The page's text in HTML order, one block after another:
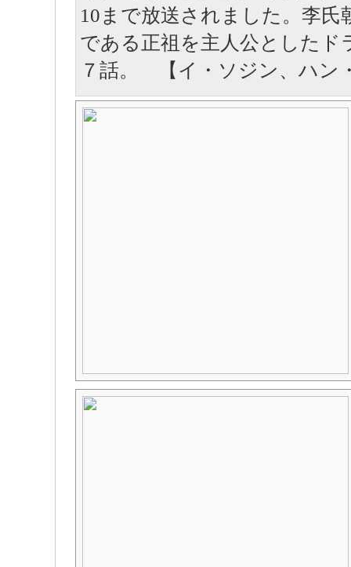
10まで放送されました。李氏
である正祖を主人公としたド
７話。 【イ・ソジン、ハ